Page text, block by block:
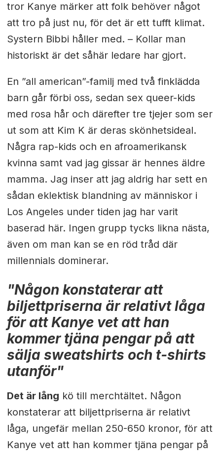
tror Kanye märker att folk behöver något
att tro på just nu, för det är ett tufft klimat.
Systern Bibbi håller med. – Kollar man
historiskt är det såhär ledare har gjort.
En ”all american”-familj med två finklädda
barn går förbi oss, sedan sex queer-kids
med rosa hår och därefter tre tjejer som ser
ut som att Kim K är deras skönhetsideal.
Några rap-kids och en afroamerikansk
kvinna samt vad jag gissar är hennes äldre
mamma. Jag inser att jag aldrig har sett en
sådan eklektisk blandning av människor i
Los Angeles under tiden jag har varit
baserad här. Ingen grupp tycks likna nästa,
även om man kan se en röd tråd där
millennials dominerar.
"Någon konstaterar att
biljettpriserna är relativt låga
för att Kanye vet att han
kommer tjäna pengar på att
sälja sweatshirts och t-shirts
utanför"
Det är lång kö till merchtältet. Någon
konstaterar att biljettpriserna är relativt
låga, ungefär mellan 250-650 kronor, för att
Kanye vet att han kommer tjäna pengar på